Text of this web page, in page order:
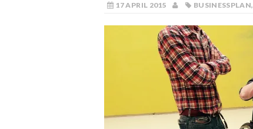
17 APRIL 2015 BUSINESSPLAN,